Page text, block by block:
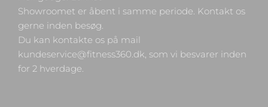
Showroomet er åbent i samme periode. Kontakt os
gerne inden besøg.
Du kan kontakte os på mail
kundeservice@fitness360.dk, som vi besvarer inden
for 2 hverdage.